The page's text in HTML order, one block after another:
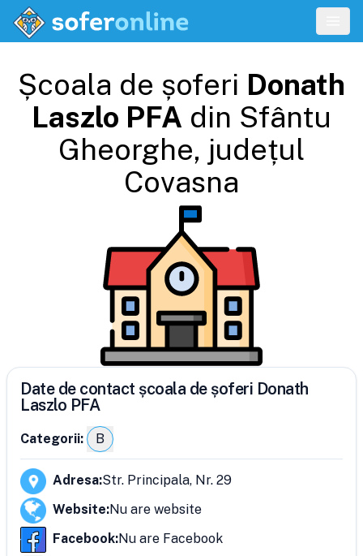
Școala de șoferi Donath
Laszlo PFA din Sfântu
Gheorghe, județul
Covasna
Date de contact școala de șoferi Donath
Laszlo PFA
Categorii: B
Adresa:Str. Principala, Nr. 29
Website:Nu are website
Facebook:Nu are Facebook